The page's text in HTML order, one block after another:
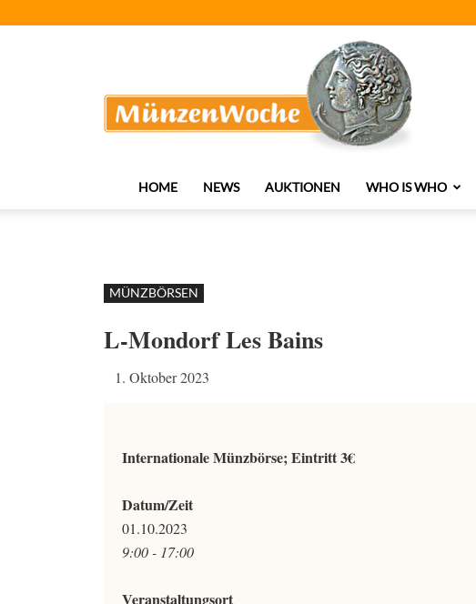
HOME NEWS AUKTIONEN WHO IS WHO
MÜNZBÖRSEN
L-Mondorf Les Bains
1. Oktober 2023
Internationale Münzbörse; Eintritt 3€
Datum/Zeit
01.10.2023
9:00 - 17:00
Veranstaltungsort